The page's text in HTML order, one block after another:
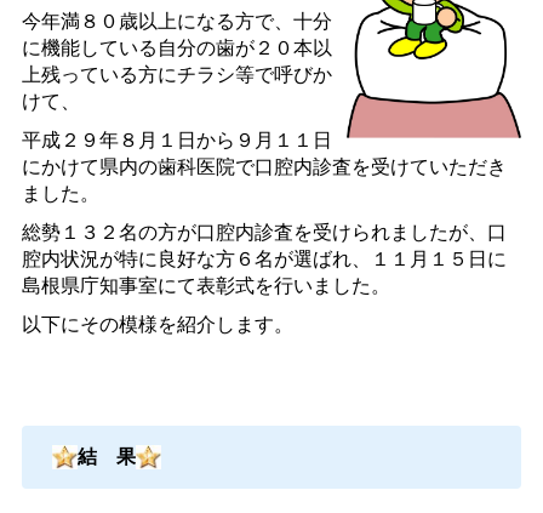
今年満８０歳以上になる方で、十分
に機能している自分の歯が２０本以
上残っている方にチラシ等で呼びか
けて、
平成２９年８月１日から９月１１日
にかけて県内の歯科医院で口腔内診査を受けていただき
ました。
総勢１３２名の方が口腔内診査を受けられましたが、口
腔内状況が特に良好な方６名が選ばれ、１１月１５日に
島根県庁知事室にて表彰式を行いました。
以下にその模様を紹介します。
結 果